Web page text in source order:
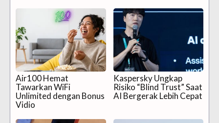
Air100 Hemat
Tawarkan WiFi
Unlimited dengan Bonus
Vidio
Kaspersky Ungkap
Risiko “Blind Trust” Saat
AI Bergerak Lebih Cepat